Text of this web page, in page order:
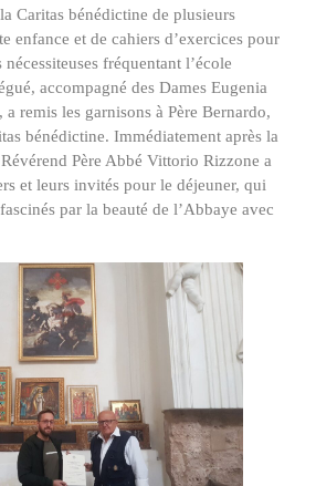
Caritas bénédictine de plusieurs
enfance et de cahiers d’exercices pour
fréquentant l’école
accompagné des Dames Eugenia
remis les garnisons à Père Bernardo,
bénédictine. Immédiatement après la
Père Abbé Vittorio Rizzone a
et leurs invités pour le déjeuner, qui
par la beauté de l’Abbaye avec